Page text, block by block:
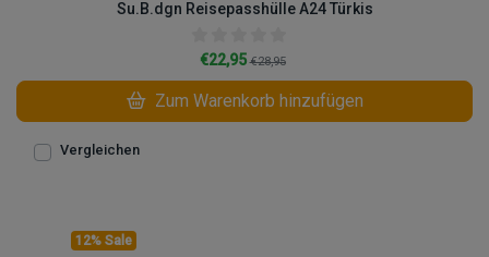
Su.B.dgn Reisepasshülle A24 Türkis
€22,95€28,95
Zum Warenkorb hinzufügen
Vergleichen
12% Sale